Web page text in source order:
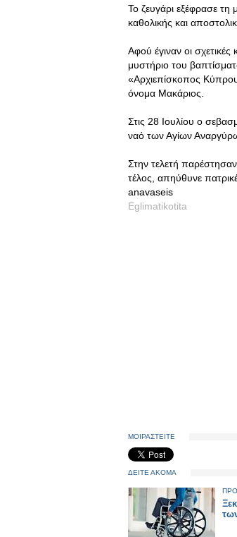
Το ζευγάρι εξέφρασε τη
καθολικής και
Αφού έγιναν οι
μυστήριο του
«Αρχιεπίσκοπος
όνομα Μακάριος.
Στις 28 Ιουλίου ο
ναό των Αγίων
Στην τελετή
τέλος, απηύθυνε
anavaseis
Eglimatikotita
ΜΟΙΡΑΣΤΕΙΤΕ
ΔΕΙΤΕ ΑΚΟΜΑ